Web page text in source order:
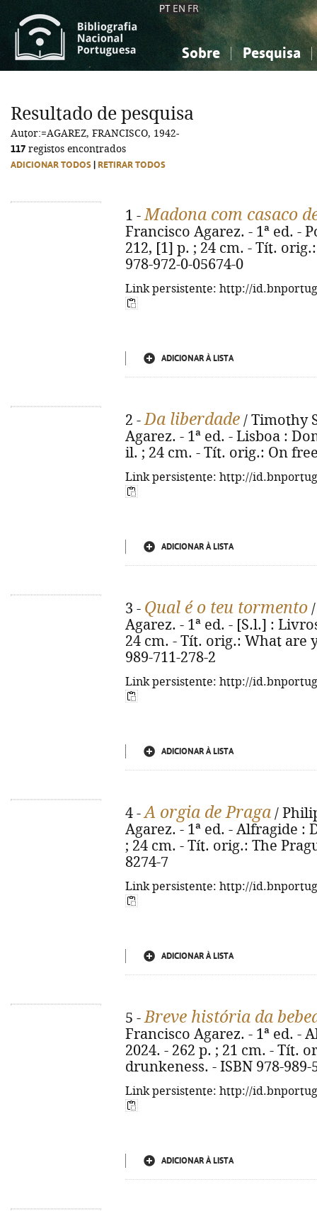
PT EN FR
Sobre Pesquisa
Ciências sociais...
Ciências sociais...
Resultado de pesquisa
Autor:=AGAREZ, FRANCISCO, 1942-
117 registos encontrados
ADICIONAR TODOS RETIRAR TODOS
1 -Madona com casaco
Francisco Agarez. - 1ª ed. -
212, [1] p. ; 24 cm. - Tít.
978-972-0-05674-0
Link persistente: http://
ADICIONAR À LISTA
2 -Da liberdade / Timothy
Agarez. - 1ª ed. - Lisboa :
il. ; 24 cm. - Tít. orig.: On
Link persistente: http://
ADICIONAR À LISTA
3 - Qual é o teu tormento
Agarez. - 1ª ed. - [S.l.] :
24 cm. - Tít. orig.: What are
989-711-278-2
Link persistente: http://
ADICIONAR À LISTA
4 -A orgia de Praga /
Agarez. - 1ª ed. - Alfragide :
; 24 cm. - Tít. orig.: The
8274-7
Link persistente: http://
ADICIONAR À LISTA
5 -Breve história da
Francisco Agarez. - 1ª ed. -
2024. - 262 p. ; 21 cm. - Tít.
drunkeness. - ISBN 978-989-
Link persistente: http://
ADICIONAR À LISTA